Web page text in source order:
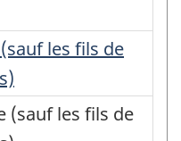
les fils de
(sauf les fils de